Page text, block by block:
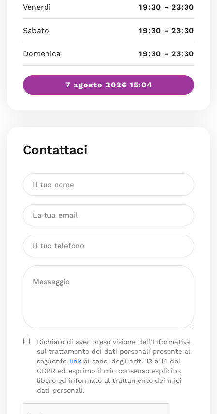
Venerdì 19:30 - 23:30
Sabato 19:30 - 23:30
Domenica 19:30 - 23:30
7 agosto 2026 15:04
Contattaci
Dichiaro di aver preso visione dell’Informativa
sul trattamento dei dati personali presente al
seguente link ai sensi degli artt. 13 e 14 del
GDPR ed esprimo il mio consenso esplicito,
libero ed informato al trattamento dei miei
dati personali.